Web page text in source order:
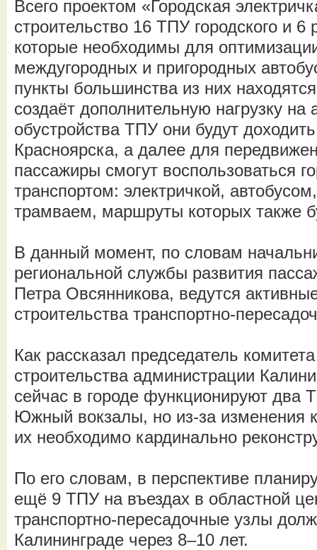
Всего проектом «Городская
строительство 16 ТПУ городского и 6
которые необходимы для
междугородных и пригородных
пункты большинства из них
создаёт дополнительную нагрузку на
обустройства ТПУ они будут
Красноярска, а далее для
пассажиры смогут воспользоваться
транспортом: электричкой,
трамваем, маршруты которых также
В данный момент, по словам
региональной службы развития
Петра Овсянникова, ведутся
строительства транспортно-
Как рассказал председатель
строительства администрации
сейчас в городе функционируют два
Южный вокзалы, но из-за изменения
их необходимо кардинально
По его словам, в перспективе
ещё 9 ТПУ на въездах в областной
транспортно-пересадочные узлы
Калининграде через 8–10 лет.